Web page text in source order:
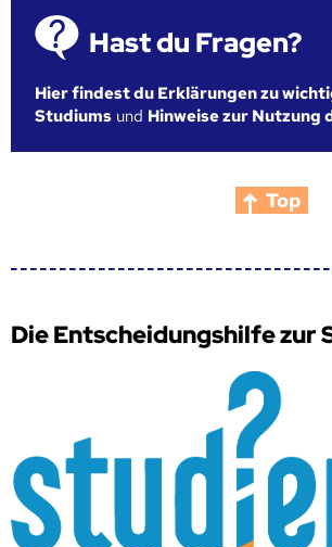
Hast du Fragen?
Hier findest du Erklärungen zu
Studiums und Hinweise zur
Top
Die Entscheidungshilfe zur